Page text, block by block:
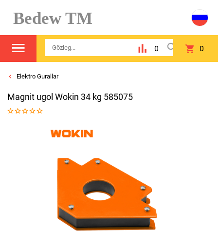
Bedew TM
0 0
Elektro Gurallar
Magnit ugol Wokin 34 kg 585075